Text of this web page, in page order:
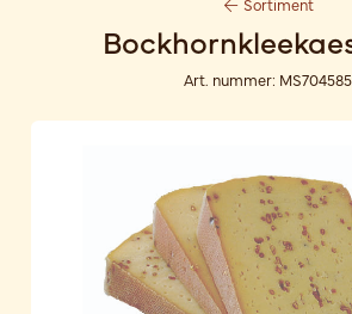
Sortiment
Art. nummer: MS704585